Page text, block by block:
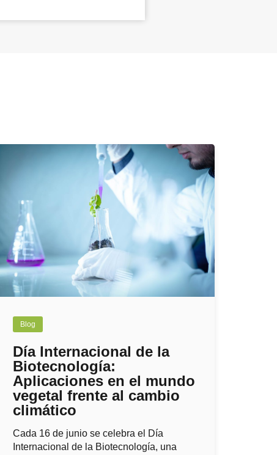
Blog
Día Internacional de la
Biotecnología:
Aplicaciones en el mundo
vegetal frente al cambio
climático
Cada 16 de junio se celebra el Día
Internacional de la Biotecnología, una